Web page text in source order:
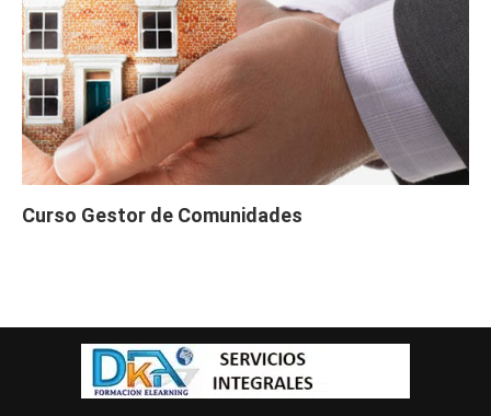
Curso Gestor de Comunidades